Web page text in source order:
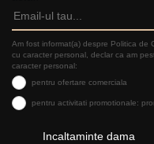
Am fost informat(a) despre Politica de
cu caracter personal, declar ca am
caracter personal:
pentru ofertare comerciala
pentru activitati promotionale:
Incaltaminte dama